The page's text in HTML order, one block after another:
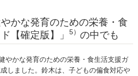
やかな発育のための栄養・食
【確定版】」
5） の中でも
やかな発育のための栄養・食生活支援ガ
しました。鈴木は、子どもの偏食対応や